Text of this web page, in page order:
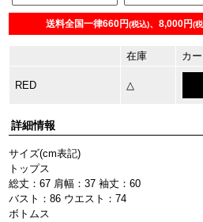
送料全国一律660円(税込)、8,000円(
在庫 カー
RED △
詳細情報
サイズ(cm表記)
トップス
総丈：67 肩幅：37 袖丈：60
バスト：86 ウエスト：74
ボトムス